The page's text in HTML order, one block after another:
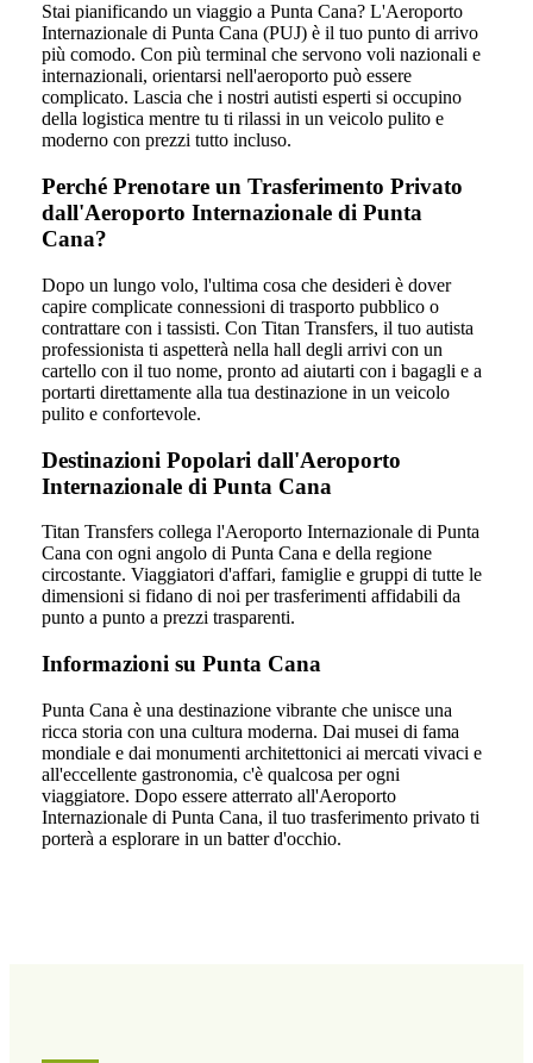
Stai pianificando un viaggio a Punta Cana? L'Aeroporto
Internazionale di Punta Cana (PUJ) è il tuo punto di arrivo
più comodo. Con più terminal che servono voli nazionali e
internazionali, orientarsi nell'aeroporto può essere
complicato. Lascia che i nostri autisti esperti si occupino
della logistica mentre tu ti rilassi in un veicolo pulito e
moderno con prezzi tutto incluso.
Perché Prenotare un Trasferimento Privato
dall'Aeroporto Internazionale di Punta
Cana?
Dopo un lungo volo, l'ultima cosa che desideri è dover
capire complicate connessioni di trasporto pubblico o
contrattare con i tassisti. Con Titan Transfers, il tuo autista
professionista ti aspetterà nella hall degli arrivi con un
cartello con il tuo nome, pronto ad aiutarti con i bagagli e a
portarti direttamente alla tua destinazione in un veicolo
pulito e confortevole.
Destinazioni Popolari dall'Aeroporto
Internazionale di Punta Cana
Titan Transfers collega l'Aeroporto Internazionale di Punta
Cana con ogni angolo di Punta Cana e della regione
circostante. Viaggiatori d'affari, famiglie e gruppi di tutte le
dimensioni si fidano di noi per trasferimenti affidabili da
punto a punto a prezzi trasparenti.
Informazioni su Punta Cana
Punta Cana è una destinazione vibrante che unisce una
ricca storia con una cultura moderna. Dai musei di fama
mondiale e dai monumenti architettonici ai mercati vivaci e
all'eccellente gastronomia, c'è qualcosa per ogni
viaggiatore. Dopo essere atterrato all'Aeroporto
Internazionale di Punta Cana, il tuo trasferimento privato ti
porterà a esplorare in un batter d'occhio.